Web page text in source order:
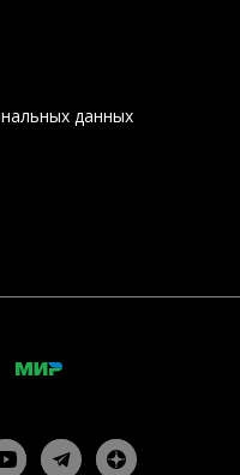
данных